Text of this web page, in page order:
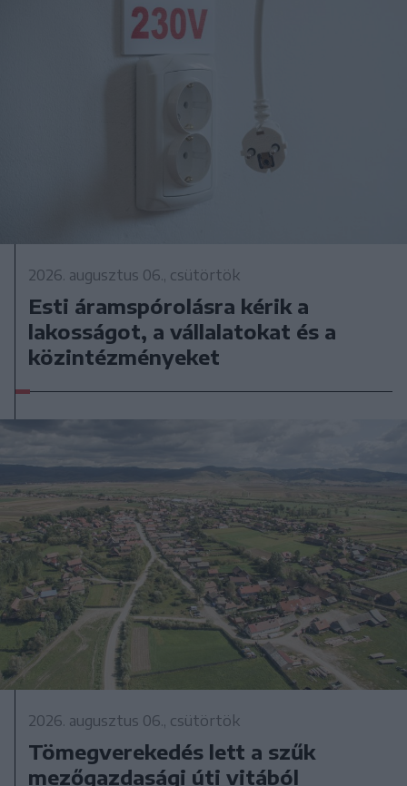
2026. augusztus 06., csütörtök
Esti áramspórolásra kérik a
lakosságot, a vállalatokat és a
közintézményeket
2026. augusztus 06., csütörtök
Tömegverekedés lett a szűk
mezőgazdasági úti vitából